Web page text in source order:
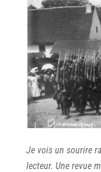
Je vois un sourire
lecteur. Une revue